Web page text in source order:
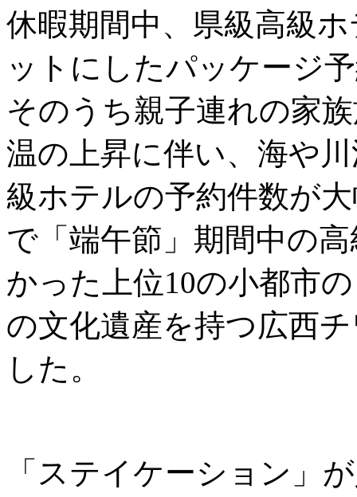
休暇期間中、県級高級
ットにしたパッケージ
そのうち親子連れの家
温の上昇に伴い、海や
級ホテルの予約件数が
で「端午節」期間中の
かった上位10の小都市
の文化遺産を持つ広西
した。
「ステイケーション」